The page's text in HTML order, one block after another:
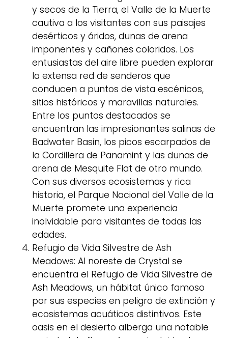
y secos de la Tierra, el Valle de la Muerte
cautiva a los visitantes con sus paisajes
desérticos y áridos, dunas de arena
imponentes y cañones coloridos. Los
entusiastas del aire libre pueden explorar
la extensa red de senderos que
conducen a puntos de vista escénicos,
sitios históricos y maravillas naturales.
Entre los puntos destacados se
encuentran las impresionantes salinas de
Badwater Basin, los picos escarpados de
la Cordillera de Panamint y las dunas de
arena de Mesquite Flat de otro mundo.
Con sus diversos ecosistemas y rica
historia, el Parque Nacional del Valle de la
Muerte promete una experiencia
inolvidable para visitantes de todas las
edades.
Refugio de Vida Silvestre de Ash
Meadows: Al noreste de Crystal se
encuentra el Refugio de Vida Silvestre de
Ash Meadows, un hábitat único famoso
por sus especies en peligro de extinción y
ecosistemas acuáticos distintivos. Este
oasis en el desierto alberga una notable